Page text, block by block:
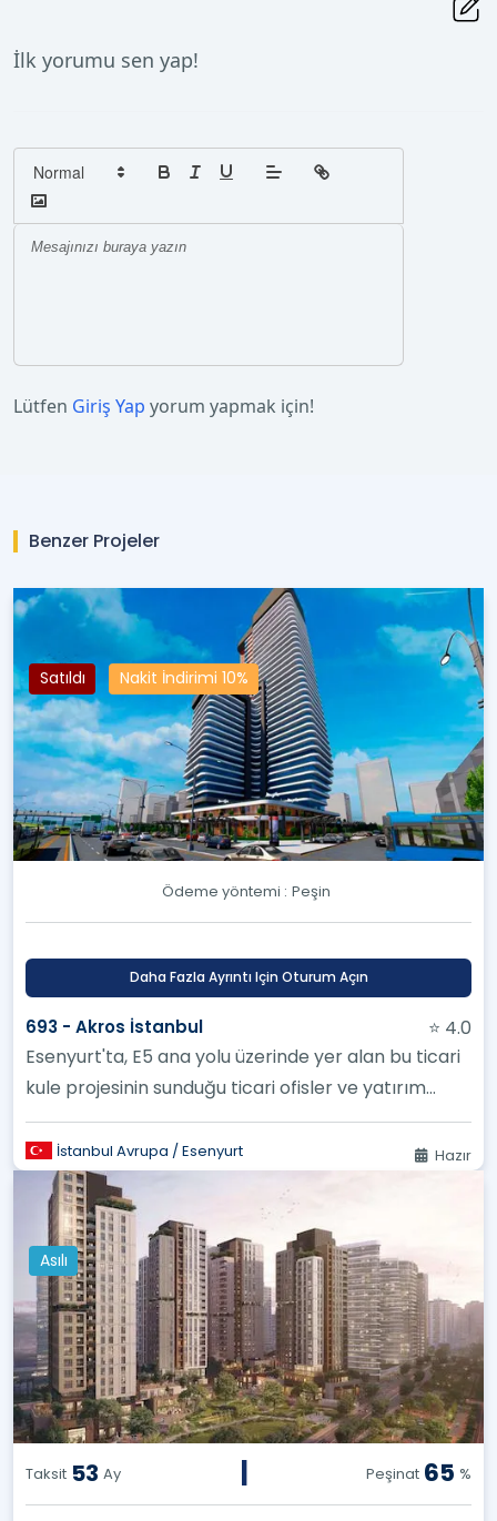
İlk yorumu sen yap!
Lütfen Giriş Yap yorum yapmak için!
Benzer Projeler
Satıldı Nakit İndirimi 10%
Ödeme yöntemi : Peşin
Daha Fazla Ayrıntı Için Oturum Açın
693 - Akros İstanbul
⭐ 4.0
Esenyurt'ta, E5 ana yolu üzerinde yer alan bu ticari
kule projesinin sunduğu ticari ofisler ve yatırım
fırsatları.
İstanbul Avrupa / Esenyurt Hazır
Asılı
Taksit 53 Ay | Peşinat 65 %